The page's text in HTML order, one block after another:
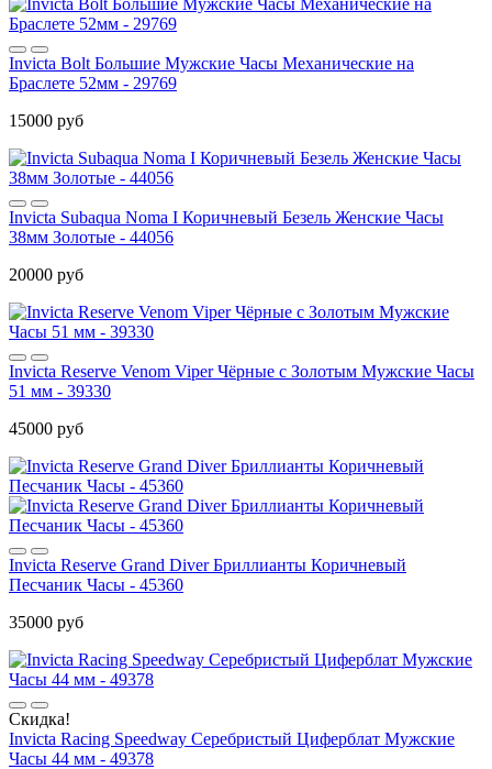
Invicta Bolt Большие Мужские Часы Механические на
Браслете 52мм - 29769
15000 руб
Invicta Subaqua Noma I Коричневый Безель Женские Часы
38мм Золотые - 44056
20000 руб
Invicta Reserve Venom Viper Чёрные с Золотым Мужские Часы
51 мм - 39330
45000 руб
Invicta Reserve Grand Diver Бриллианты Коричневый
Песчаник Часы - 45360
35000 руб
Скидка!
Invicta Racing Speedway Серебристый Циферблат Мужские
Часы 44 мм - 49378